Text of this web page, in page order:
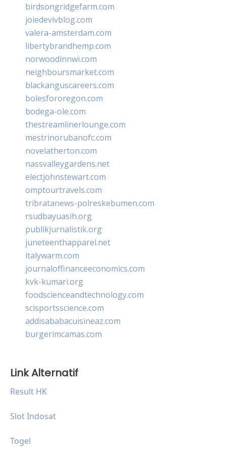
birdsongridgefarm.com
joiedevivblog.com
valera-amsterdam.com
libertybrandhemp.com
norwoodinnwi.com
neighboursmarket.com
blackanguscareers.com
bolesfororegon.com
bodega-ole.com
thestreamlinerlounge.com
mestrinorubanofc.com
novelatherton.com
nassvalleygardens.net
electjohnstewart.com
omptourtravels.com
tribratanews-polreskebumen.com
rsudbayuasih.org
publikjurnalistik.org
juneteenthapparel.net
italywarm.com
journaloffinanceeconomics.com
kvk-kumari.org
foodscienceandtechnology.com
scisportsscience.com
addisababacuisineaz.com
burgerimcamas.com
Link Alternatif
Result HK
Slot Indosat
Togel